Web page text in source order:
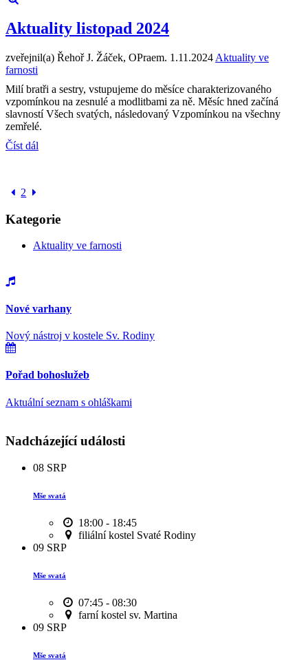
Aktuality listopad 2024
zveřejnil(a) Řehoř J. Žáček, OPraem. 1.11.2024 Aktuality ve
farnosti
Milí bratři a sestry, vstupujeme do měsíce charakterizovaného
vzpomínkou na zesnulé a modlitbami za ně. Měsíc hned začíná
slavností Všech svatých, následovaný Vzpomínkou na všechny
zemřelé.
Číst dál
2
Kategorie
Aktuality ve farnosti
Nové varhany
Nový nástroj v kostele Sv. Rodiny
Pořad bohoslužeb
Aktuální seznam s ohláškami
Nadcházející události
08 SRP
Mše svatá
18:00 - 18:45
filiální kostel Svaté Rodiny
09 SRP
Mše svatá
07:45 - 08:30
farní kostel sv. Martina
09 SRP
Mše svatá